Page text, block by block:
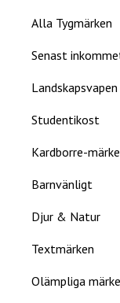
Alla Tygmärken
Senast
Landskapsvapen
Studentikost
Kardborre-
Barnvänligt
Djur & Natur
Textmärken
Olämpliga